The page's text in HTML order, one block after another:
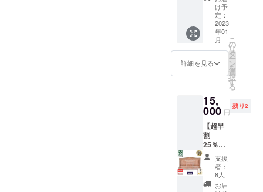
送料
込）
【内
容】 ■
神木屋
久杉・
壁掛け
ド） ×
１社
&【特
典】屋
久杉 開
運木札
（七福
宝船）×
１個 ※
製造状
ンダー
ド）15
社限定
割引
15%OF
F コー
ス 一般
販売予
定
円
（税・
送料
込） →
12,750
円
（税・
送料
込）
【内
け予
定：
2023
年01
月
詳細を見る
こ
の
リ
タ
ー
ン
を
選
択
す
る
15,
000 円
残り2
【超早
割
25％】
神木屋
久杉・
神明鳥
居（ス
支援
者：
8人
お届